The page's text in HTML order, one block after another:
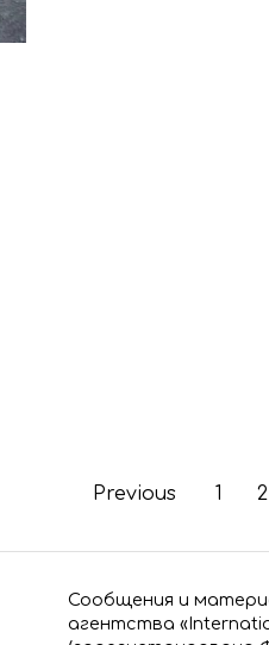
Previous 1 2
Сообщения и
агентства